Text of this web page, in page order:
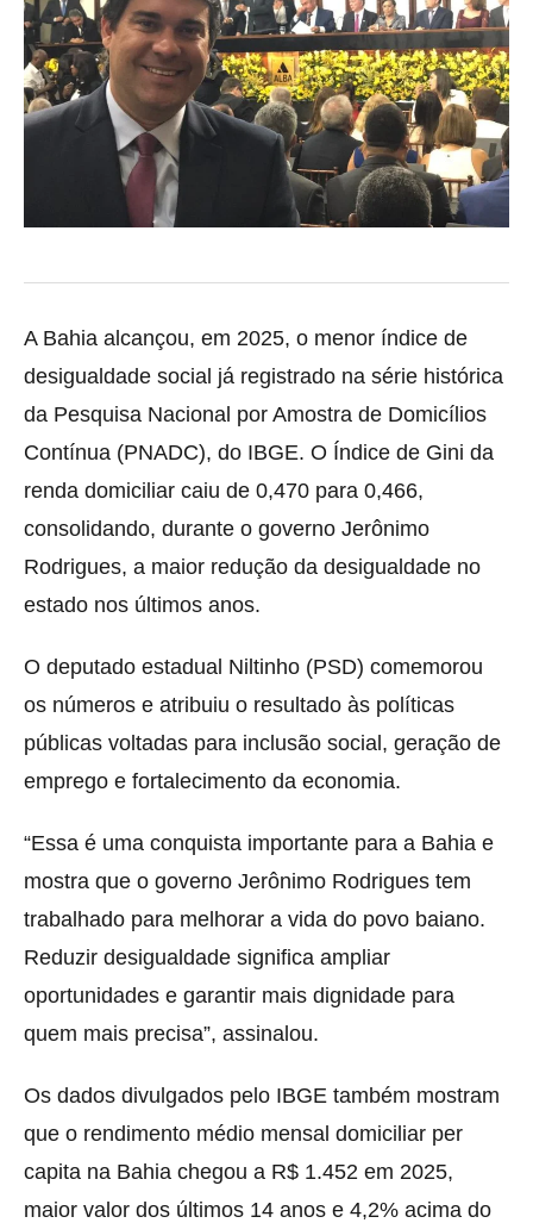
A Bahia alcançou, em 2025, o menor índice de
desigualdade social já registrado na série histórica
da Pesquisa Nacional por Amostra de Domicílios
Contínua (PNADC), do IBGE. O Índice de Gini da
renda domiciliar caiu de 0,470 para 0,466,
consolidando, durante o governo Jerônimo
Rodrigues, a maior redução da desigualdade no
estado nos últimos anos.
O deputado estadual Niltinho (PSD) comemorou
os números e atribuiu o resultado às políticas
públicas voltadas para inclusão social, geração de
emprego e fortalecimento da economia.
“Essa é uma conquista importante para a Bahia e
mostra que o governo Jerônimo Rodrigues tem
trabalhado para melhorar a vida do povo baiano.
Reduzir desigualdade significa ampliar
oportunidades e garantir mais dignidade para
quem mais precisa”, assinalou.
Os dados divulgados pelo IBGE também mostram
que o rendimento médio mensal domiciliar per
capita na Bahia chegou a R$ 1.452 em 2025,
maior valor dos últimos 14 anos e 4,2% acima do